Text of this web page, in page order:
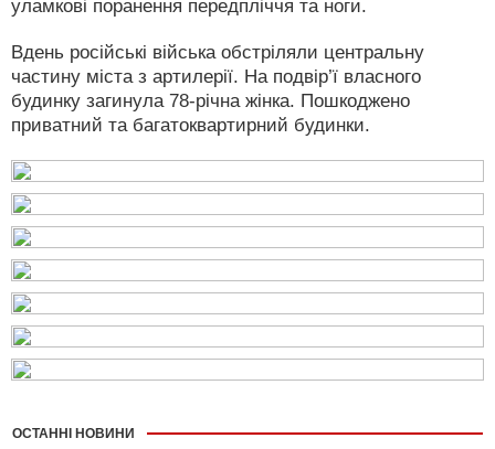
уламкові поранення передпліччя та ноги.
Вдень російські війська обстріляли центральну
частину міста з артилерії. На подвір’ї власного
будинку загинула 78-річна жінка. Пошкоджено
приватний та багатоквартирний будинки.
ОСТАННІ НОВИНИ